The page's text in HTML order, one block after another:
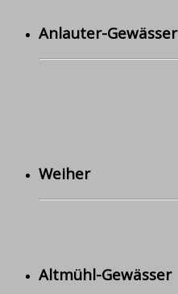
Anlauter-Gewässer
Weiher
Altmühl-Gewässer